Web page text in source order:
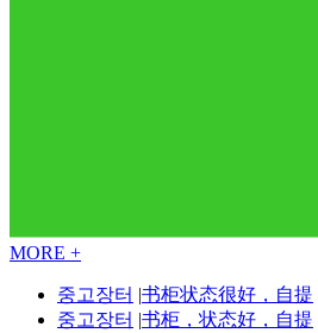
MORE +
중고장터 |书柜状态很好，自提
중고장터 |书柜，状态好，自提